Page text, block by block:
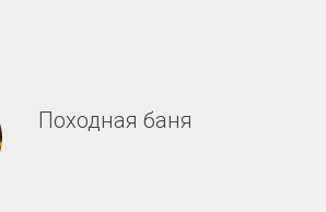
Походная баня